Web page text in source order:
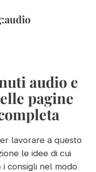
audio
audio e
pagine
lavorare a questo
le idee di cui
consigli nel modo